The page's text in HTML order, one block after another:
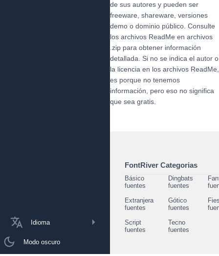
Idioma
Modo oscuro
de sus autores y pueden ser
freeware, shareware, versiones
demo o dominio público. Consulte
los archivos ReadMe en archivos
.zip para obtener información
detallada. Si no se indica el autor o
la licencia en los archivos ReadMe,
es porque no tenemos
información, pero eso no significa
que sea gratis.
FontRiver Categorias
Básico
fuentes
Dingbats
fuentes
Extranjera
fuentes
Gótico
fuentes
Script
fuentes
Tecno
fuentes